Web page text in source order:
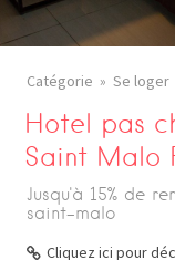
Catégorie Se loger
Hotel pas
Saint Malo
Jusqu'à 15% de
saint-malo
Cliquez ici pour